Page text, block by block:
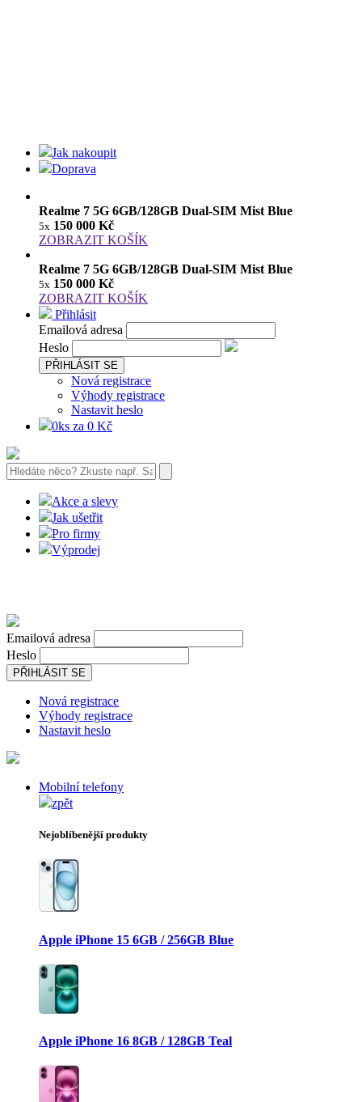
Jak nakoupit
Doprava
Realme 7 5G 6GB/128GB Dual-SIM Mist Blue
5x 150 000 Kč
ZOBRAZIT KOŠÍK
Realme 7 5G 6GB/128GB Dual-SIM Mist Blue
5x 150 000 Kč
ZOBRAZIT KOŠÍK
Přihlásit
Emailová adresa
Heslo
PŘIHLÁSIT SE
Nová registrace
Výhody registrace
Nastavit heslo
0ks za 0 Kč
Akce a slevy
Jak ušetřit
Pro firmy
Výprodej
Emailová adresa
Heslo
PŘIHLÁSIT SE
Nová registrace
Výhody registrace
Nastavit heslo
Mobilní telefony
zpět
Nejoblíbenější produkty
Apple iPhone 15 6GB / 256GB Blue
Apple iPhone 16 8GB / 128GB Teal